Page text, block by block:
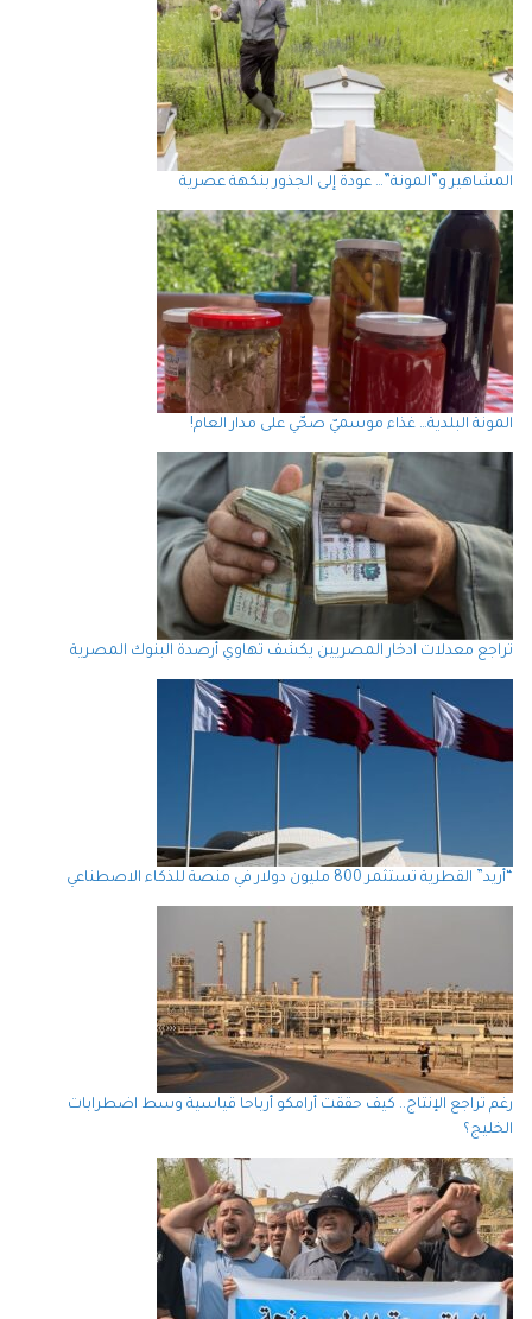
المشاهير و”المونة”… عودة إلى الجذور بنكهة عصرية
المونة البلدية… غذاء موسميّ صحّي على مدار العام!
تراجع معدلات ادخار المصريين يكشف تهاوي أرصدة البنوك المصرية
“أريد” القطرية تستثمر 800 مليون دولار في منصة للذكاء الاصطناعي
رغم تراجع الإنتاج.. كيف حققت أرامكو أرباحا قياسية وسط اضطرابات
الخليج؟